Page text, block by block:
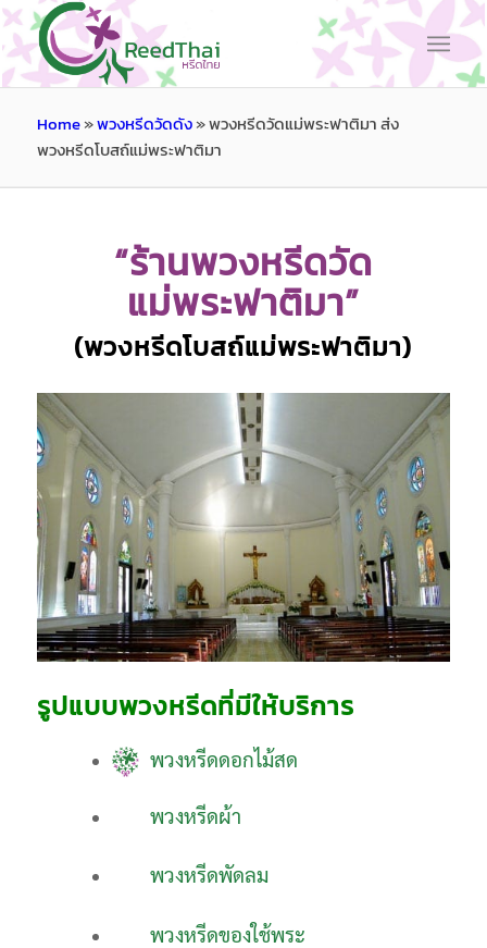
Home»พวงหรีดวัดดัง»พวงหรีดวัดแม่พระฟาติมา ส่ง
พวงหรีดโบสถ์แม่พระฟาติมา
“ร้านพวงหรีดวัด
แม่พระฟาติมา”
(พวงหรีดโบสถ์แม่พระฟาติมา)
รูปแบบพวงหรีดที่มีให้บริการ
พวงหรีดดอกไม้สด
พวงหรีดผ้า
พวงหรีดพัดลม
พวงหรีดของใช้พระ